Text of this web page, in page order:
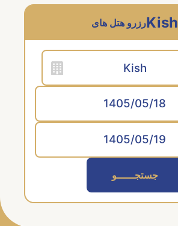
Kishرزرو هتل های
Kish
جستجــــــو